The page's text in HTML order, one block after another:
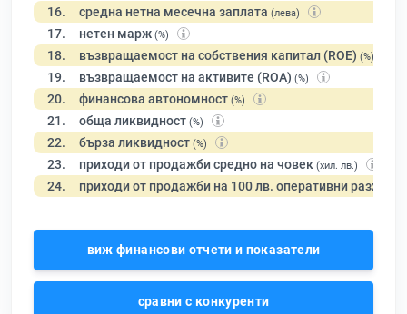
16. средна нетна месечна заплата (лева)
17. нетен марж (%)
18. възвращаемост на собствения капитал (ROE) (%)
19. възвращаемост на активите (ROA) (%)
20. финансова автономност (%)
21. обща ликвидност (%)
22. бърза ликвидност (%)
23. приходи от продажби средно на човек (хил. лв.)
24. приходи от продажби на 100 лв. оперативни разходи
виж финансови отчети и показатели
сравни с конкуренти